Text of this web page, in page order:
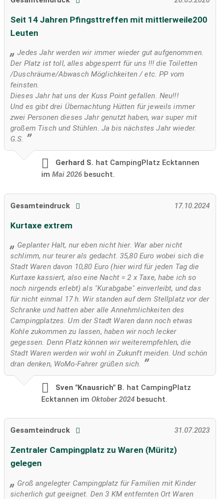
Seit 14 Jahren Pfingsttreffen mit mittlerweile200
Leuten
Jedes Jahr werden wir immer wieder gut aufgenommen.
Der Platz ist toll, alles abgesperrt für uns !!! die Toiletten
/Duschräume/Abwasch Möglichkeiten / etc. PP vom
feinsten.
Dieses Jahr hat uns der Kuss Point gefallen. Neu!!!
Und es gibt drei Übernachtung Hütten für jeweils immer
zwei Personen dieses Jahr genutzt haben, war super mit
großem Tisch und Stühlen. Ja bis nächstes Jahr wieder.
G.S.
Gerhard S. hat CampingPlatz Ecktannen
im Mai 2026 besucht.
Gesamteindruck 17.10.2024
Kurtaxe extrem
Geplanter Halt, nur eben nicht hier. War aber nicht
schlimm, nur teurer als gedacht. 35,80 Euro wobei sich die
Stadt Waren davon 10,80 Euro (hier wird für jeden Tag die
Kurtaxe kassiert, also eine Nacht = 2 x Taxe, habe ich so
noch nirgends erlebt) als "Kurabgabe" einverleibt, und das
für nicht einmal 17 h. Wir standen auf dem Stellplatz vor der
Schranke und hatten aber alle Annehmlichkeiten des
Campingplatzes. Um der Stadt Waren dann noch etwas
Kohle zukommen zu lassen, haben wir noch lecker
gegessen. Denn Platz können wir weiterempfehlen, die
Stadt Waren werden wir wohl in Zukunft meiden. Und schön
dran denken, WoMo-Fahrer grüßen sich.
Sven "Knausrich" B. hat CampingPlatz
Ecktannen im Oktober 2024 besucht.
Gesamteindruck 31.07.2023
Zentraler Campingplatz zu Waren (Müritz)
gelegen
Groß angelegter Campingplatz für Familien mit Kinder
sicherlich gut geeignet. Den 3 KM entfernten Ort Waren